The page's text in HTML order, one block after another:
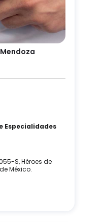
Especialidades
S, Héroes de
México.